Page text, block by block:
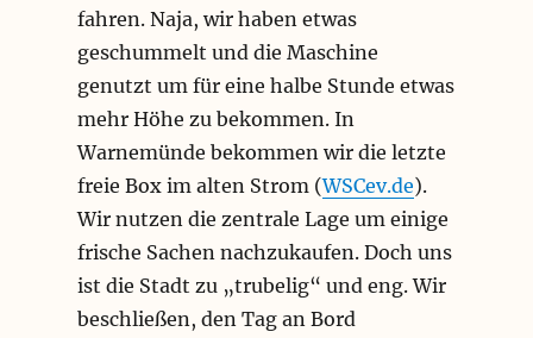
fahren. Naja, wir haben etwas
geschummelt und die Maschine
genutzt um für eine halbe Stunde etwas
mehr Höhe zu bekommen. In
Warnemünde bekommen wir die letzte
freie Box im alten Strom (WSCev.de).
Wir nutzen die zentrale Lage um einige
frische Sachen nachzukaufen. Doch uns
ist die Stadt zu „trubelig“ und eng. Wir
beschließen, den Tag an Bord